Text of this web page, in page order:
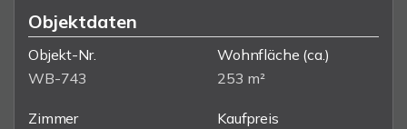
Objektdaten
Objekt-Nr.
WB-743
Wohnfläche (ca.)
253 m²
Zimmer
Kaufpreis